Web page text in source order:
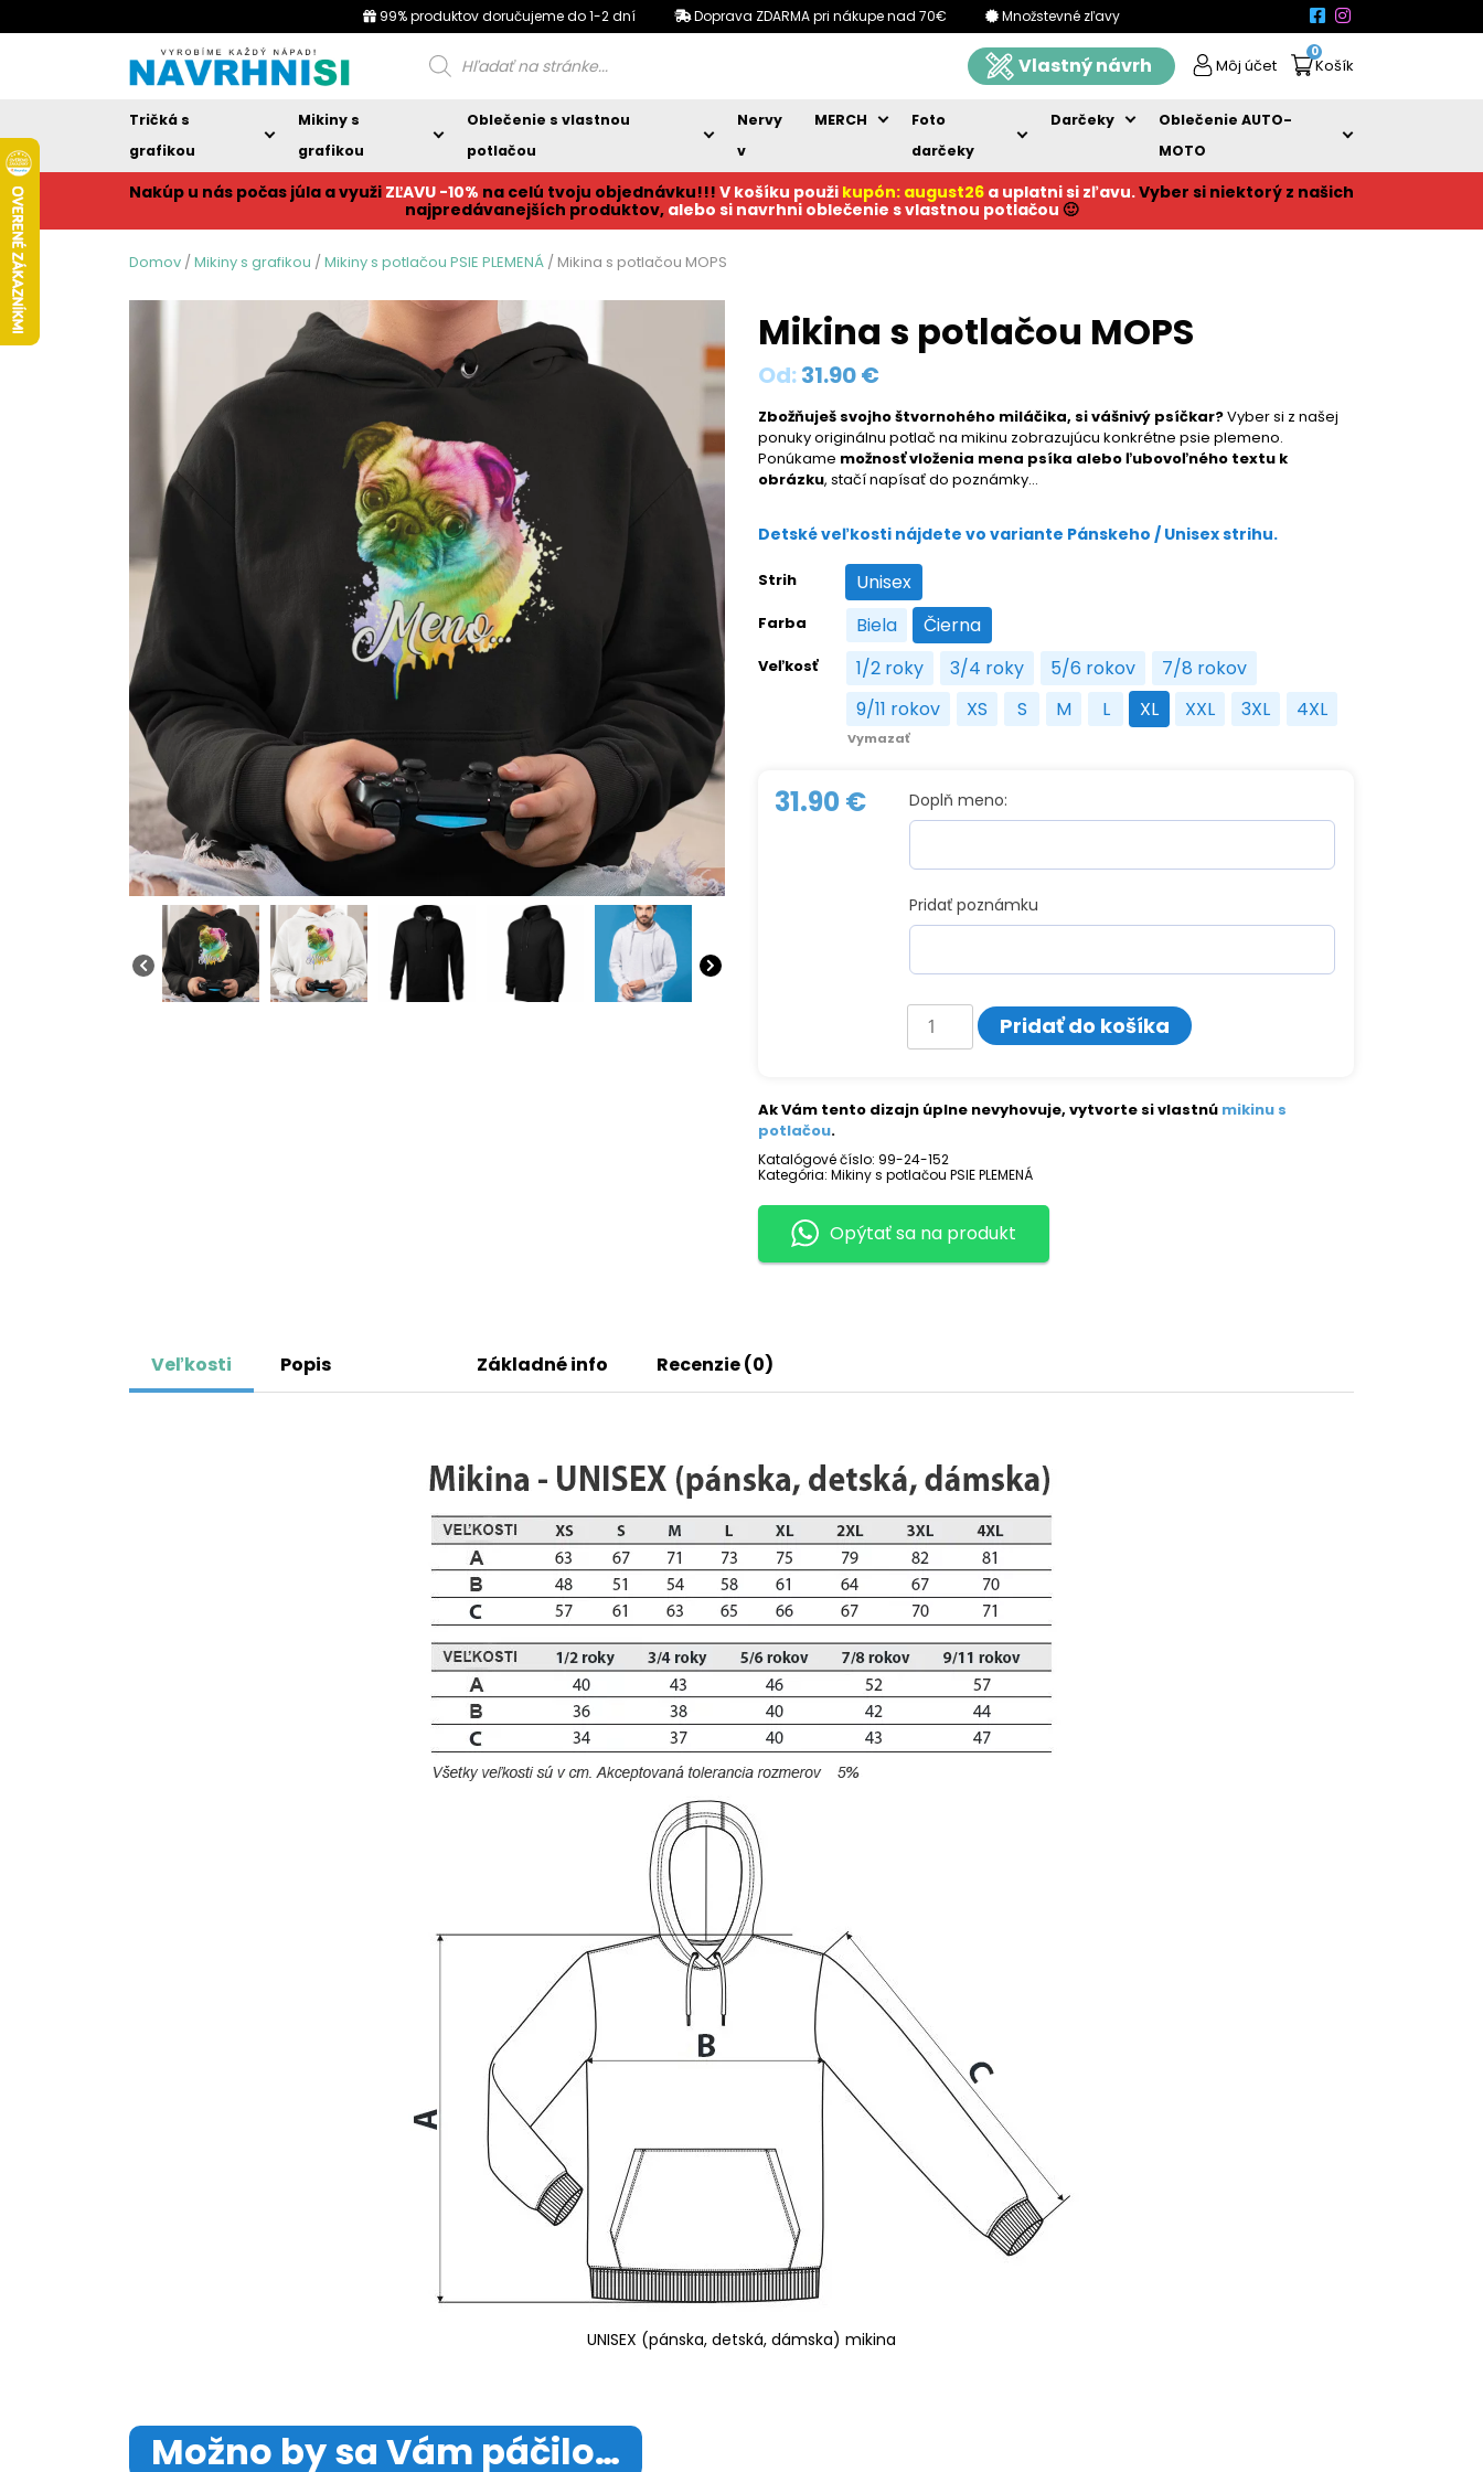
99% produktov doručujeme do 1-2 dní Doprava ZDARMA pri nákupe nad 70€ Množstevné zľavy
Products
search Vlastný návrh Môj účet
0
Košík
Tričká s
grafikou
Mikiny s
grafikou
Oblečenie s vlastnou
potlačou
Nervy
v
MERCH
Foto
darčeky
Darčeky
Oblečenie AUTO-
MOTO
Nakúp u nás počas júla a využi ZĽAVU -10% na celú tvoju objednávku!!! V košíku použi kupón: august26 a uplatni si zľavu.Vyber si niektorý z našich
najpredávanejších produktov, alebo si navrhni oblečenie s vlastnou potlačou 🙂
Domov /Mikiny s grafikou /Mikiny s potlačou PSIE PLEMENÁ / Mikina s potlačou MOPS
Mikina s potlačou MOPS
Od:31.90€
Zbožňuješ svojho štvornohého miláčika, si vášnivý psíčkar?Vyber si z našej
ponuky originálnu potlač na mikinu zobrazujúcu konkrétne psie plemeno.
Ponúkame možnosť vloženia mena psíka alebo ľubovoľného textu k
obrázku, stačí napísať do poznámky…
Detské veľkosti nájdete vo variante Pánskeho / Unisex strihu.
Strih Unisex
Unisex
Farba Biela
Biela Čierna
Čierna
Veľkosť 1/2 roky
1/2 roky 3/4 roky
3/4 roky 5/6 rokov
5/6 rokov 7/8 rokov
7/8 rokov
9/11 rokov
9/11 rokovXS
XS S
S M
M LL XL
XL XXL
XXL 3XL
3XL 4XL
4XL
Vymazať
31.90€ Doplň meno:
Pridať poznámku
množstvo
Mikina
s
Pridať do košíka
Ak Vám tento dizajn úplne nevyhovuje, vytvorte si vlastnú mikinu s
potlačou.
Katalógové číslo: 99-24-152
Kategória: Mikiny s potlačou PSIE PLEMENÁ
Opýtať sa na produkt
Veľkosti Popis Základné info Recenzie (0)
UNISEX (pánska, detská, dámska) mikina
Možno by sa Vám páčilo…